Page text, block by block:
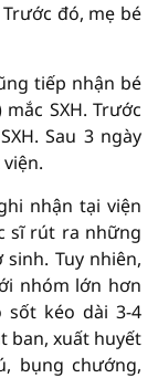
đó, mẹ bé
tiếp nhận bé
SXH. Trước
Sau 3 ngày
nhận tại viện
sĩ rút ra những
Tuy nhiên,
nhóm lớn hơn
kéo dài 3-4
ban, xuất huyết
bụng chướng,